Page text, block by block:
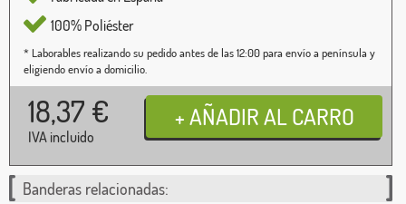
100% Poliéster
* Laborables realizando su pedido antes de las 12:00 para envío a península y
eligiendo envío a domicilio.
18,37 €
IVA incluido
Banderas relacionadas: